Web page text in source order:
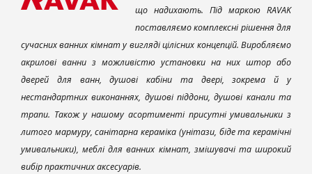
що надихають. Під маркою RAVAK
поставляємо комплексні рішення для
сучасних ванних кімнат у вигляді цілісних концепцій. Виробляємо
акрилові ванни з можливістю установки на них штор або
дверей для ванн, душові кабіни та двері, зокрема й у
нестандартних виконаннях, душові піддони, душові канали та
трапи. Також у нашому асортименті присутні умивальники з
литого мармуру, санітарна кераміка (унітази, біде та керамічні
умивальники), меблі для ванних кімнат, змішувачі та широкий
вибір практичних аксесуарів.